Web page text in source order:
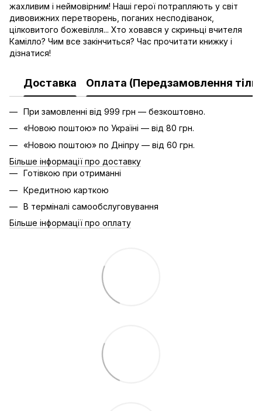
жахливим і неймовірним! Наші герої потрапляють у світ
дивовижних перетворень, поганих несподіванок,
цілковитого божевілля... Хто ховався у скриньці вчителя
Камілло? Чим все закінчиться? Час прочитати книжку і
дізнатися!
Доставка Оплата (Передзамовлення
При замовленні від 999 грн — безкоштовно.
«Новою поштою» по Україні — від 80 грн.
«Новою поштою» по Дніпру — від 60 грн.
Більше інформації про доставку
Готівкою при отриманні
Кредитною карткою
В терміналі самообслуговування
Більше інформації про оплату